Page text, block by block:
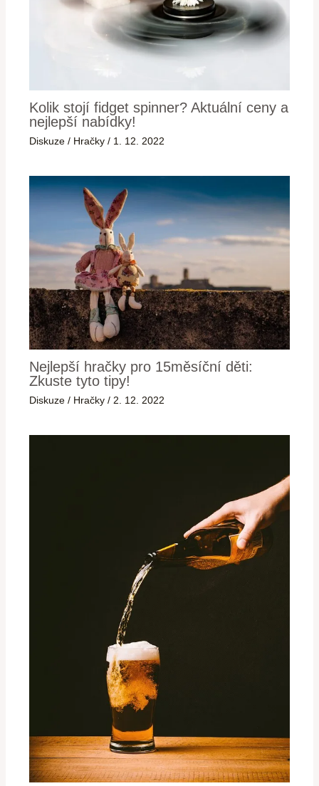
Kolik stojí fidget spinner? Aktuální ceny a
nejlepší nabídky!
Diskuze / Hračky / 1. 12. 2022
Nejlepší hračky pro 15měsíční děti:
Zkuste tyto tipy!
Diskuze / Hračky / 2. 12. 2022